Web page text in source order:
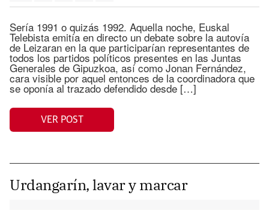
Sería 1991 o quizás 1992. Aquella noche, Euskal
Telebista emitía en directo un debate sobre la autovía
de Leizaran en la que participarían representantes de
todos los partidos políticos presentes en las Juntas
Generales de Gipuzkoa, así como Jonan Fernández,
cara visible por aquel entonces de la coordinadora que
se oponía al trazado defendido desde […]
VER POST
Urdangarín, lavar y marcar